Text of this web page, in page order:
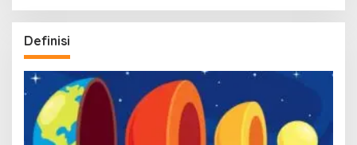
Definisi